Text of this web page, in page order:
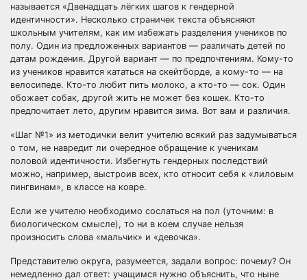
называется «Двенадцать лёгких шагов к гендерной
идентичности». Несколько страничек текста объясняют
школьным учителям, как им избежать разделения учеников по
полу. Один из предложенных вариантов — различать детей по
датам рождения. Другой вариант — по предпочтениям. Кому-то
из учеников нравится кататься на скейтборде, а кому-то — на
велосипеде. Кто-то любит пить молоко, а кто-то — сок. Один
обожает собак, другой жить не может без кошек. Кто-то
предпочитает лето, другим нравится зима. Вот вам и различия.
«Шаг №1» из методички велит учителю всякий раз задумываться
о том, не навредит ли очередное обращение к ученикам
половой идентичности. Избегнуть гендерных последствий
можно, например, выстроив всех, кто относит себя к «лиловым
пингвинам», в классе на ковре.
Если же учителю необходимо сослаться на пол (уточним: в
биологическом смысле), то ни в коем случае нельзя
произносить слова «мальчик» и «девочка».
Представителю округа, разумеется, задали вопрос: почему? Он
немедленно дал ответ: учащимся нужно объяснить, что ныне